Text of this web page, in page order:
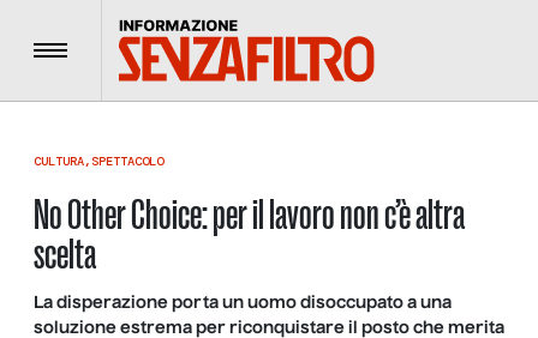
Menu
CULTURA, SPETTACOLO
No Other Choice: per il lavoro non c’è altra
scelta
La disperazione porta un uomo disoccupato a una
soluzione estrema per riconquistare il posto che merita